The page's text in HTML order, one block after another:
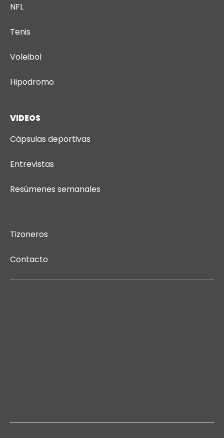
NFL
Tenis
Voleibol
Hipodromo
VIDEOS
Cápsulas deportivas
Entrevistas
Resúmenes semanales
Tizoneros
Contacto